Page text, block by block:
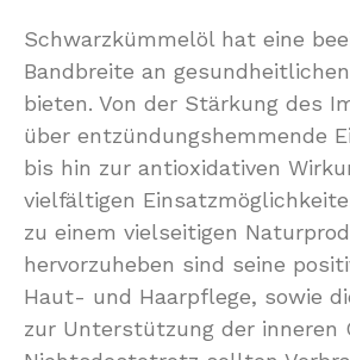
Schwarzkümmelöl hat eine
Bandbreite an
bieten. Von der Stärkung des
über entzündungshemmende
bis hin zur antioxidativen
vielfältigen
zu einem vielseitigen
hervorzuheben sind seine
Haut- und Haarpflege, sowie
zur Unterstützung der inneren